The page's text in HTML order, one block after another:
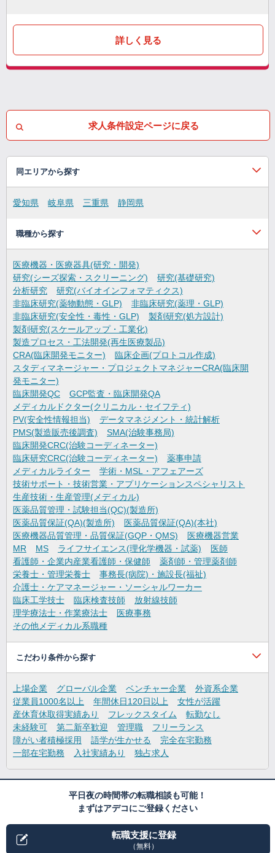
詳しく見る
求人条件設定ページに戻る
同エリアから探す
愛知県 岐阜県 三重県 静岡県
職種から探す
医療機器・医療器具(研究・開発)
研究(シーズ探索・スクリーニング)
研究(基礎研究)
分析研究
研究(バイオインフォマティクス)
非臨床研究(薬物動態・GLP)
非臨床研究(薬理・GLP)
非臨床研究(安全性・毒性・GLP)
製剤研究(処方設計)
製剤研究(スケールアップ・工業化)
製造プロセス・工法開発(再生医療製品)
CRA(臨床開発モニター)
臨床企画(プロトコル作成)
スタディマネージャー・プロジェクトマネジャーCRA(臨床開
発モニター)
臨床開発QC
GCP監査・臨床開発QA
メディカルドクター(クリニカル・セイフティ)
PV(安全性情報担当)
データマネジメント・統計解析
PMS(製造販売後調査)
SMA(治験事務局)
臨床開発CRC(治験コーディネーター)
臨床研究CRC(治験コーディネーター)
薬事申請
メディカルライター
学術・MSL・アフェアーズ
技術サポート・技術営業・アプリケーションスペシャリスト
生産技術・生産管理(メディカル)
医薬品質管理・試験担当(QC)(製造所)
医薬品質保証(QA)(製造所)
医薬品質保証(QA)(本社)
医療機器品質管理・品質保証(GQP・QMS)
医療機器営業
MR
MS ライフサイエンス(理化学機器・試薬)
医師
看護師・企業内産業看護師・保健師
薬剤師・管理薬剤師
栄養士・管理栄養士
事務長(病院)・施設長(福祉)
介護士・ケアマネージャー・ソーシャルワーカー
臨床工学技士
臨床検査技師
放射線技師
理学療法士・作業療法士
医療事務
その他メディカル系職種
こだわり条件から探す
上場企業 グローバル企業 ベンチャー企業
外資系企業
従業員1000名以上
年間休日120日以上
女性が活躍
産休育休取得実績あり
フレックスタイム
転勤なし
未経験可
第二新卒歓迎 管理職
フリーランス
障がい者積極採用
語学が生かせる
完全在宅勤務
一部在宅勤務
入社実績あり 独占求人
平日夜の時間帯の転職相談も可能！
まずはアデコにご登録ください
転職支援に登録
（無料）